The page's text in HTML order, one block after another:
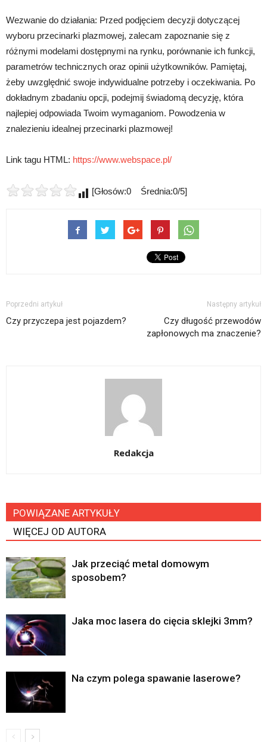
Wezwanie do działania: Przed podjęciem decyzji dotyczącej
wyboru przecinarki plazmowej, zalecam zapoznanie się z
różnymi modelami dostępnymi na rynku, porównanie ich funkcji,
parametrów technicznych oraz opinii użytkowników. Pamiętaj,
żeby uwzględnić swoje indywidualne potrzeby i oczekiwania. Po
dokładnym zbadaniu opcji, podejmij świadomą decyzję, która
najlepiej odpowiada Twoim wymaganiom. Powodzenia w
znalezieniu idealnej przecinarki plazmowej!
Link tagu HTML: https://www.webspace.pl/
[Głosów:0 Średnia:0/5]
Poprzedni artykuł
Czy przyczepa jest pojazdem?
Następny artykuł
Czy długość przewodów
zapłonowych ma znaczenie?
Redakcja
POWIĄZANE ARTYKUŁY
WIĘCEJ OD AUTORA
Jak przeciąć metal domowym
sposobem?
Jaka moc lasera do cięcia sklejki 3mm?
Na czym polega spawanie laserowe?